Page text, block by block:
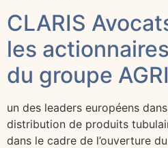
CLARIS
les
du groupe
un des leaders européens
distribution de produits
dans le cadre de l’ouverture